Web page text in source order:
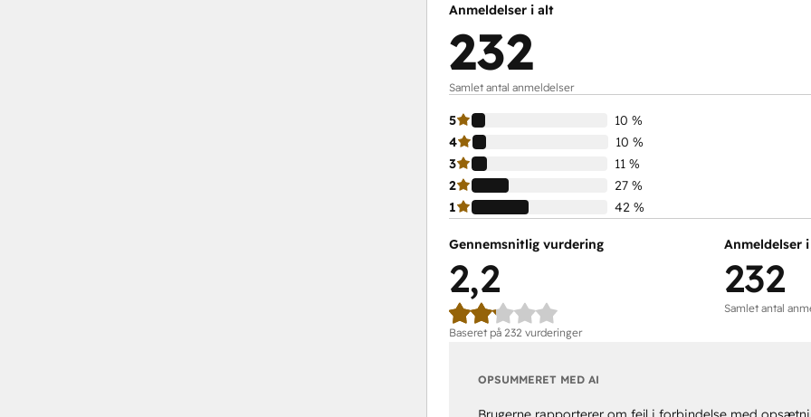
Anmeldelser i alt
232
Samlet antal anmeldelser
5
10 %
4
10 %
3
11 %
2
27 %
1
42 %
Gennemsnitlig vurdering
2,2
Baseret på 232 vurderinger
Anmeldelser
232
Samlet antal
OPSUMMERET MED AI